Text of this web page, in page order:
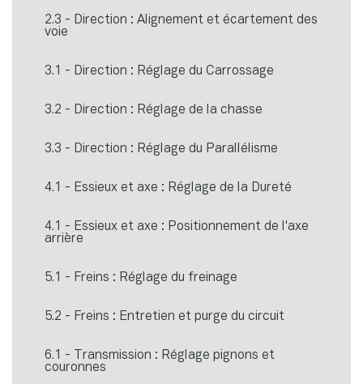
2.3 - Direction : Alignement et écartement des
voie
3.1 - Direction : Réglage du Carrossage
3.2 - Direction : Réglage de la chasse
3.3 - Direction : Réglage du Parallélisme
4.1 - Essieux et axe : Réglage de la Dureté
4.1 - Essieux et axe : Positionnement de l'axe
arrière
5.1 - Freins : Réglage du freinage
5.2 - Freins : Entretien et purge du circuit
6.1 - Transmission : Réglage pignons et
couronnes